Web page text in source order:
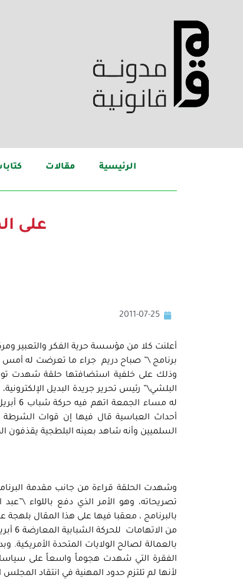
الرئيسية مقالات
على
2011-07-25
أعلنت كلا من مؤسسة حرية الفكر والتعبير
وذلك على خلفية استضافتها حلقة شهدت
البلشي\” رئيس تحرير جريدة البديل
له
أحداث العباسية قال فيها إن قوات الشرطة
السلميين وأنه شاهد بعينه البلطجية
وشهدت الحلقة قراءة من جانب مقدمة
تصريحاته، وهو الأمر الذي دفع باللواء
بالبرنامج ، معقبا فيها على هذا المقال بلهجة
من
بالعمالة لصالح الولايات المتحدة
الفقرة التي شهدت هجوماً واسعاً على
لأنها لم تلتزم حدود المهنية في انتقاد المجلس